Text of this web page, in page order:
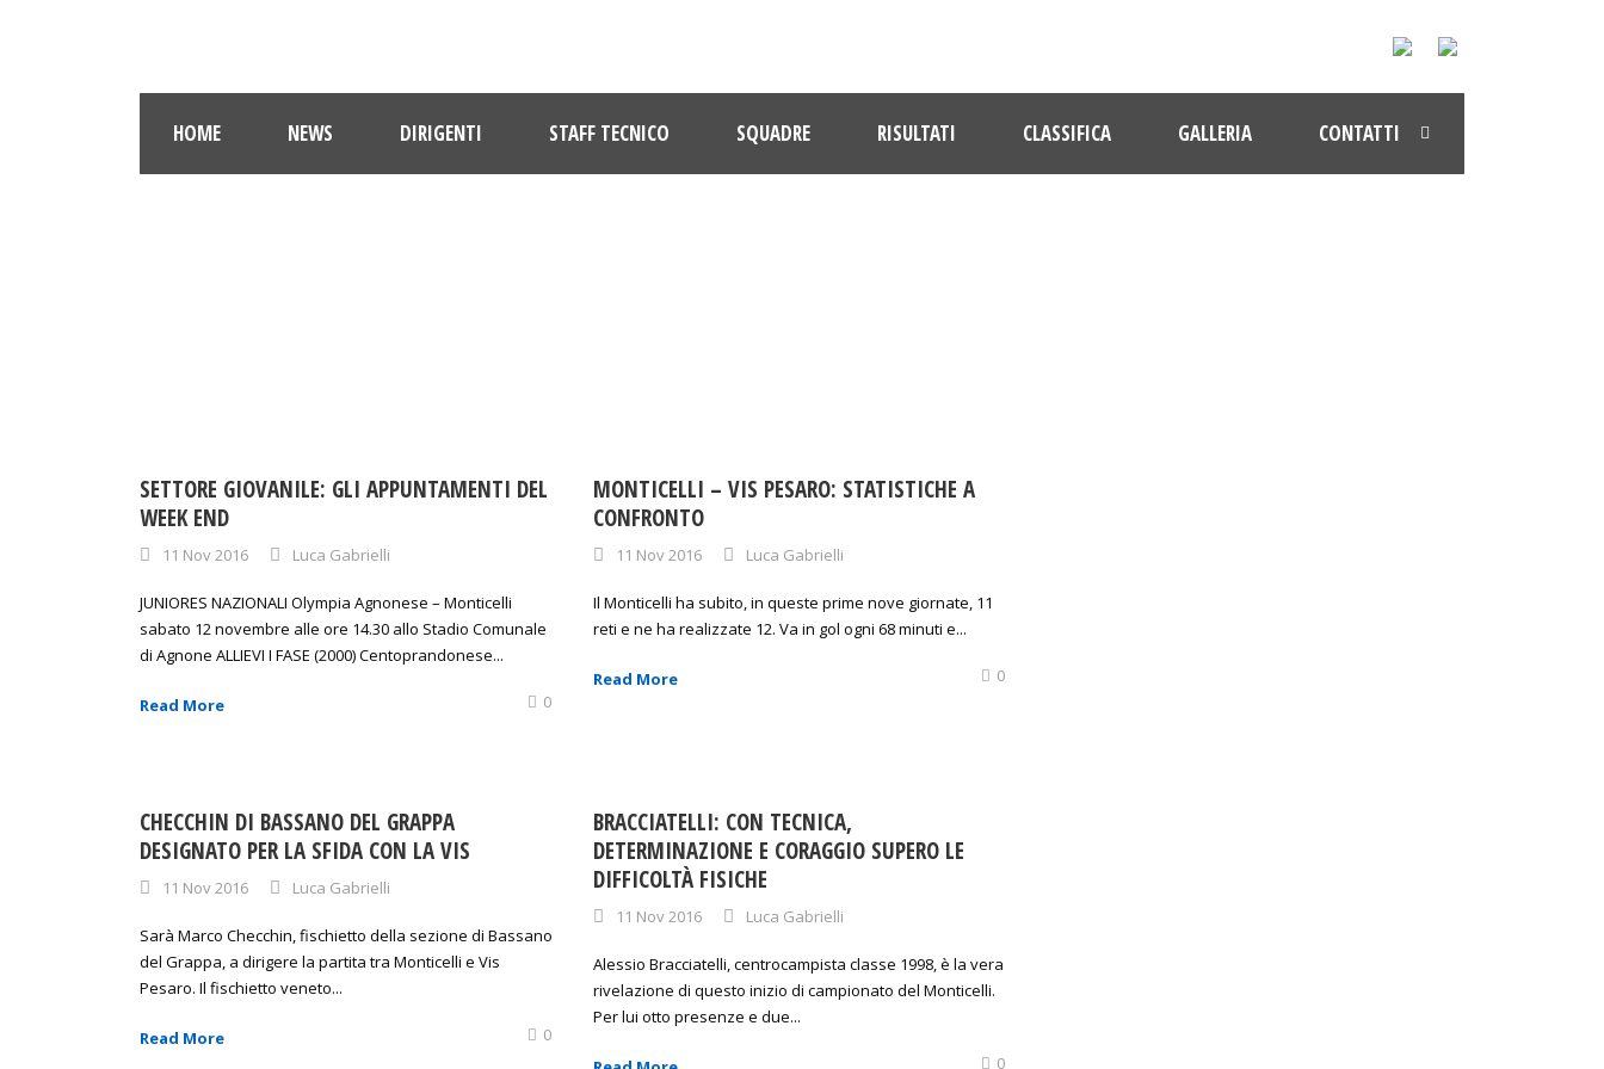
HOME NEWS DIRIGENTI STAFF TECNICO SQUADRE RISULTATI CLASSIFICA GALLERIA CONTATTI
SETTORE GIOVANILE: GLI APPUNTAMENTI DEL
WEEK END
11 Nov 2016 Luca Gabrielli
JUNIORES NAZIONALI Olympia Agnonese – Monticelli
sabato 12 novembre alle ore 14.30 allo Stadio Comunale
di Agnone ALLIEVI I FASE (2000) Centoprandonese...
Read More 0
MONTICELLI – VIS PESARO: STATISTICHE A
CONFRONTO
11 Nov 2016 Luca Gabrielli
Il Monticelli ha subito, in queste prime nove giornate, 11
reti e ne ha realizzate 12. Va in gol ogni 68 minuti e...
Read More 0
CHECCHIN DI BASSANO DEL GRAPPA
DESIGNATO PER LA SFIDA CON LA VIS
11 Nov 2016 Luca Gabrielli
Sarà Marco Checchin, fischietto della sezione di Bassano
del Grappa, a dirigere la partita tra Monticelli e Vis
Pesaro. Il fischietto veneto...
Read More 0
BRACCIATELLI: CON TECNICA,
DETERMINAZIONE E CORAGGIO SUPERO LE
DIFFICOLTÀ FISICHE
11 Nov 2016 Luca Gabrielli
Alessio Bracciatelli, centrocampista classe 1998, è la vera
rivelazione di questo inizio di campionato del Monticelli.
Per lui otto presenze e due...
0